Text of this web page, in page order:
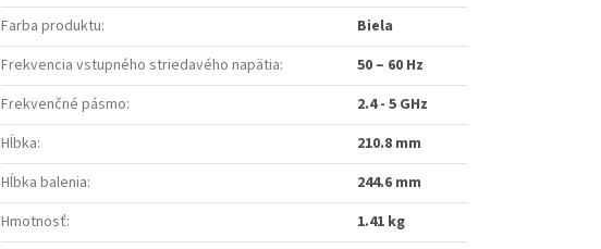
Farba produktu:
Biela
Frekvencia vstupného striedavého napätia:
50 – 60 Hz
Frekvenčné pásmo:
2.4 - 5 GHz
Hĺbka:
210.8 mm
Hĺbka balenia:
244.6 mm
Hmotnosť:
1.41 kg